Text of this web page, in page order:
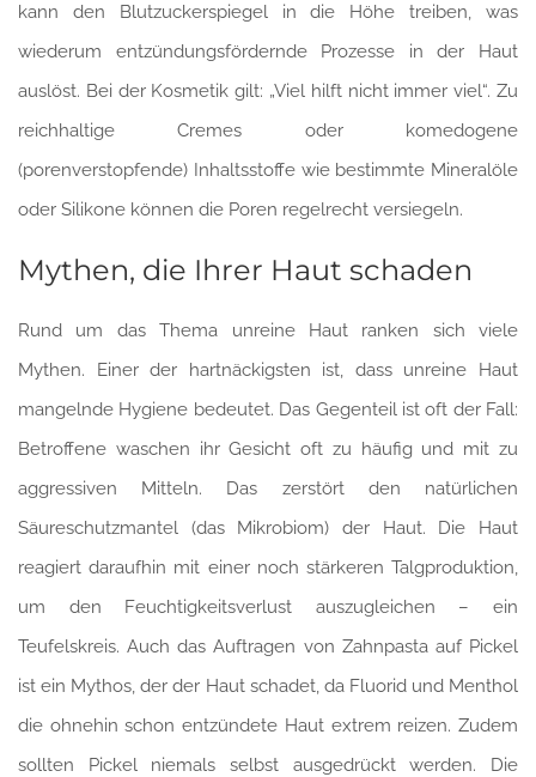
kann den Blutzuckerspiegel in die Höhe treiben, was
wiederum entzündungsfördernde Prozesse in der Haut
auslöst. Bei der Kosmetik gilt: „Viel hilft nicht immer viel“. Zu
reichhaltige Cremes oder komedogene
(porenverstopfende) Inhaltsstoffe wie bestimmte Mineralöle
oder Silikone können die Poren regelrecht versiegeln.
Mythen, die Ihrer Haut schaden
Rund um das Thema unreine Haut ranken sich viele
Mythen. Einer der hartnäckigsten ist, dass unreine Haut
mangelnde Hygiene bedeutet. Das Gegenteil ist oft der Fall:
Betroffene waschen ihr Gesicht oft zu häufig und mit zu
aggressiven Mitteln. Das zerstört den natürlichen
Säureschutzmantel (das Mikrobiom) der Haut. Die Haut
reagiert daraufhin mit einer noch stärkeren Talgproduktion,
um den Feuchtigkeitsverlust auszugleichen – ein
Teufelskreis. Auch das Auftragen von Zahnpasta auf Pickel
ist ein Mythos, der der Haut schadet, da Fluorid und Menthol
die ohnehin schon entzündete Haut extrem reizen. Zudem
sollten Pickel niemals selbst ausgedrückt werden. Die